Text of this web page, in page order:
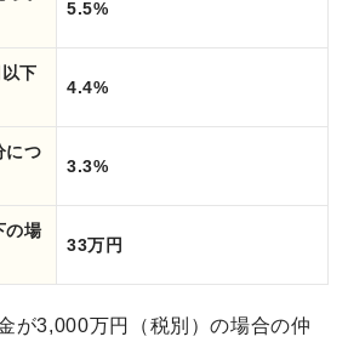
5.5%
下
4.4%
につ
3.3%
の場
33万円
が3,000万円（税別）の場合の仲